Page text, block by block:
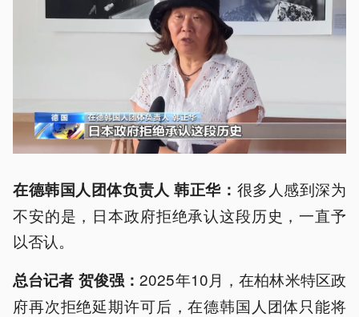
在德韩国人团体负责人 韩正华： 很多人感到深为
不安的是，日本政府拒绝承认这段历史，一直予
以否认。
总台记者 贺俊强：2025年10月，在柏林米特区政
府再次拒绝延期许可后，在德韩国人团体只能将